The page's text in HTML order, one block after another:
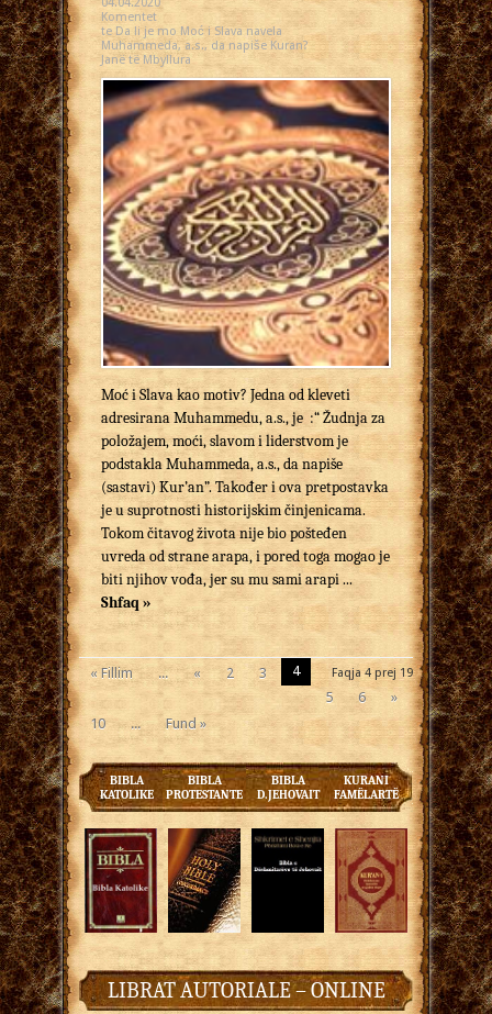
04.04.2020
Komentet
te Da li je mo Moć i Slava navela
Muhammeda, a.s., da napiše Kuran?
Janë të Mbyllura
Moć i Slava kao motiv? Jedna od kleveti
adresirana Muhammedu, a.s., je :“ Žudnja za
položajem, moći, slavom i liderstvom je
podstakla Muhammeda, a.s., da napiše
(sastavi) Kur’an”. Također i ova pretpostavka
je u suprotnosti historijskim činjenicama.
Tokom čitavog života nije bio pošteđen
uvreda od strane arapa, i pored toga mogao je
biti njihov vođa, jer su mu sami arapi ...
Shfaq »
Faqja 4 prej 19
« Fillim ... « 2 3
4
5
6
»
10
... Fund »
BIBLA
KATOLIKE
BIBLA
PROTESTANTE
BIBLA
D.JEHOVAIT
KURANI
FAMËLARTË
LIBRAT AUTORIALE – ONLINE